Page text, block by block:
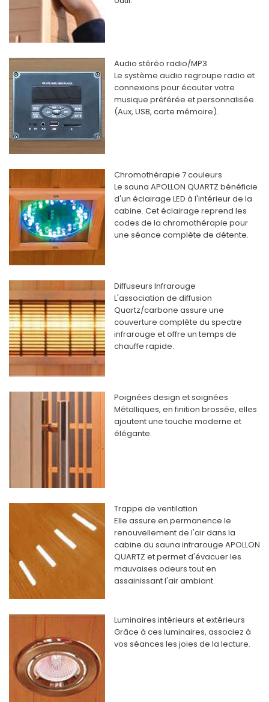
Audio stéréo radio/MP3
Le système audio regroupe radio et
connexions pour écouter votre
musique préférée et personnalisée
(Aux, USB, carte mémoire).
Chromothérapie 7 couleurs
Le sauna APOLLON QUARTZ bénéficie
d'un éclairage LED à l'intérieur de la
cabine. Cet éclairage reprend les
codes de la chromothérapie pour
une séance complète de détente.
Diffuseurs Infrarouge
L'association de diffusion
Quartz/carbone assure une
couverture complète du spectre
infrarouge et offre un temps de
chauffe rapide.
Poignées design et soignées
Métalliques, en finition brossée, elles
ajoutent une touche moderne et
élégante.
Trappe de ventilation
Elle assure en permanence le
renouvellement de l'air dans la
cabine du sauna infrarouge APOLLON
QUARTZ et permet d'évacuer les
mauvaises odeurs tout en
assainissant l'air ambiant.
Luminaires intérieurs et extérieurs
Grâce à ces luminaires, associez à
vos séances les joies de la lecture.